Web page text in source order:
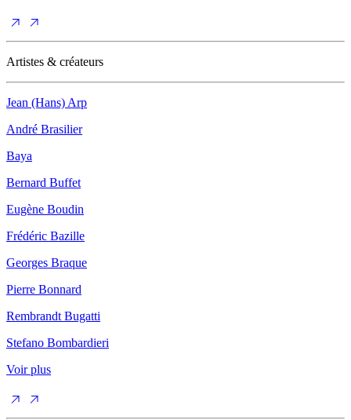
Artistes & créateurs
Jean (Hans) Arp
André Brasilier
Baya
Bernard Buffet
Eugène Boudin
Frédéric Bazille
Georges Braque
Pierre Bonnard
Rembrandt Bugatti
Stefano Bombardieri
Voir plus